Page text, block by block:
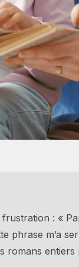
: «
phrase m’a
romans